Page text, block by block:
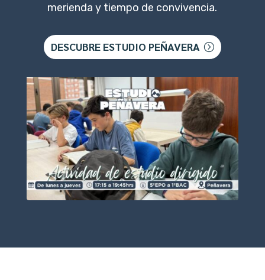
merienda y tiempo de convivencia.
DESCUBRE ESTUDIO PEÑAVERA